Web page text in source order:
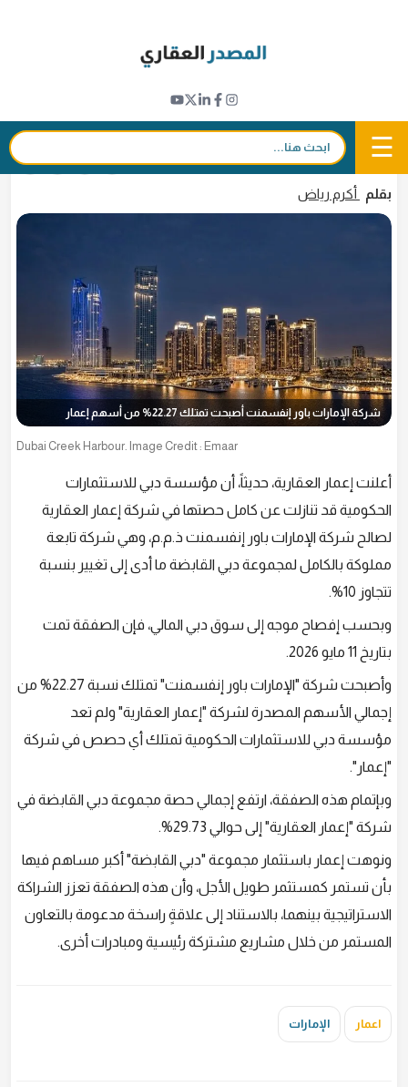
☰ بحث:
"دبي القابضة" ترفع حصتها في "إعمار العقارية"
إلى 29.73%
12 مايو 2026 - 00:05 f
𝕏
in
بقلم أكرم رياض
شركة الإمارات باور إنفسمنت أصبحت تمتلك 22.27% من أسهم إعمار
Dubai Creek Harbour. Image Credit : Emaar
أعلنت إعمار العقارية، حديثاً، أن مؤسسة دبي للاستثمارات
الحكومية قد تنازلت عن كامل حصتها في شركة إعمار العقارية
لصالح شركة الإمارات باور إنفسمنت ذ.م.م، وهي شركة تابعة
مملوكة بالكامل لمجموعة دبي القابضة ما أدى إلى تغيير بنسبة
تتجاوز 10%.
وبحسب إفصاح موجه إلى سوق دبي المالي، فإن الصفقة تمت
بتاريخ 11 مايو 2026.
وأصبحت شركة "الإمارات باور إنفسمنت" تمتلك نسبة 22.27% من
إجمالي الأسهم المصدرة لشركة "إعمار العقارية" ولم تعد
مؤسسة دبي للاستثمارات الحكومية تمتلك أي حصص في شركة
"إعمار".
وبإتمام هذه الصفقة، ارتفع إجمالي حصة مجموعة دبي القابضة في
شركة "إعمار العقارية" إلى حوالي 29.73%.
ونوهت إعمار باستثمار مجموعة "دبي القابضة" أكبر مساهم فيها
بأن تستمر كمستثمر طويل الأجل، وأن هذه الصفقة تعزز الشراكة
الاستراتيجية بينهما، بالاستناد إلى علاقةٍ راسخة مدعومة بالتعاون
المستمر من خلال مشاريع مشتركة رئيسية ومبادرات أخرى.
اعمار الإمارات